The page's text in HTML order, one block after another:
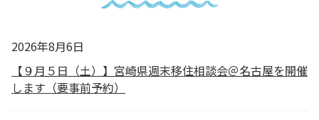
2026年8月6日
【９月５日（土）】宮崎県週末移住相談会＠名古屋を開催
します（要事前予約）